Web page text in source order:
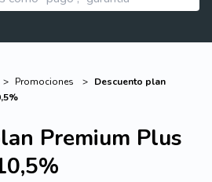
> Promociones > Descuento plan
Premium Plus